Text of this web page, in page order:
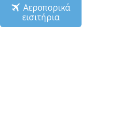
Αεροπορικά
εισιτήρια